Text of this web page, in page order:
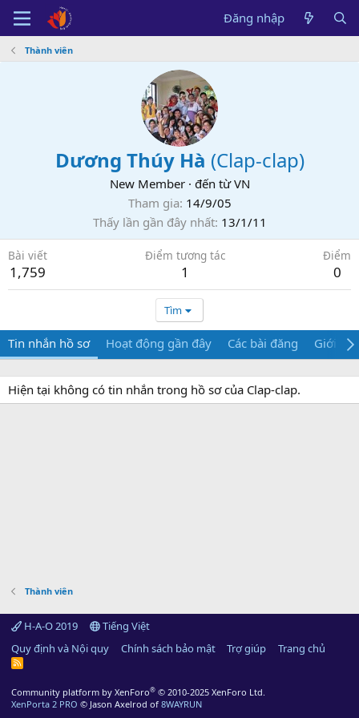
Đăng nhập
Thành viên
Dương Thúy Hà (Clap-clap)
New Member · đến từ VN
Tham gia 14/9/05
Thấy lần gần đây nhất 13/1/11
Bài viết
1,759
Điểm tương tác
1
Điểm
0
Tìm
Tin nhắn hồ sơ Hoạt động gần đây Các bài đăng Giới
Hiện tại không có tin nhắn trong hồ sơ của Clap-clap.
Thành viên
H-A-O 2019
Tiếng Việt
Quy định và Nội quy
Chính sách bảo mật Trợ giúp Trang chủ
R
Community platform by XenForo® © 2010-2025 XenForo Ltd.
XenPorta 2 PRO © Jason Axelrod of 8WAYRUN